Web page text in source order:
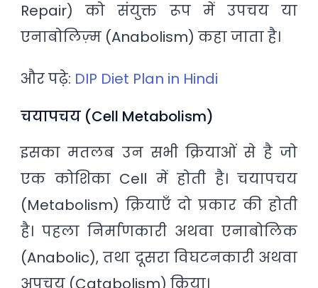
Repair) को संयुक्त रूप में उपचय या
एनाबोलिज़्म (Anabolism) कहा जाता है।
और पढ़े: DIP Diet Plan in Hindi
चयापचय (Cell Metabolism)
इसका मतलब उन सभी क्रियाओं से है जो
एक कोशिका Cell में होती है। चयापचय
(Metabolism) क्रियाएँ दो प्रकार की होती
है। पहला निर्माणकारी अथवा एनाबोलिक
(Anabolic), तथा दूसरा विघटनकारी अथवा
अपचय (Catabolism) क्रिया।